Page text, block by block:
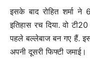
इसके बाद रोहित शर्मा
इतिहास रच दिया. वो
पहले बल्लेबाज बन गए हैं.
अपनी दूसरी फिफ्टी जमाई।